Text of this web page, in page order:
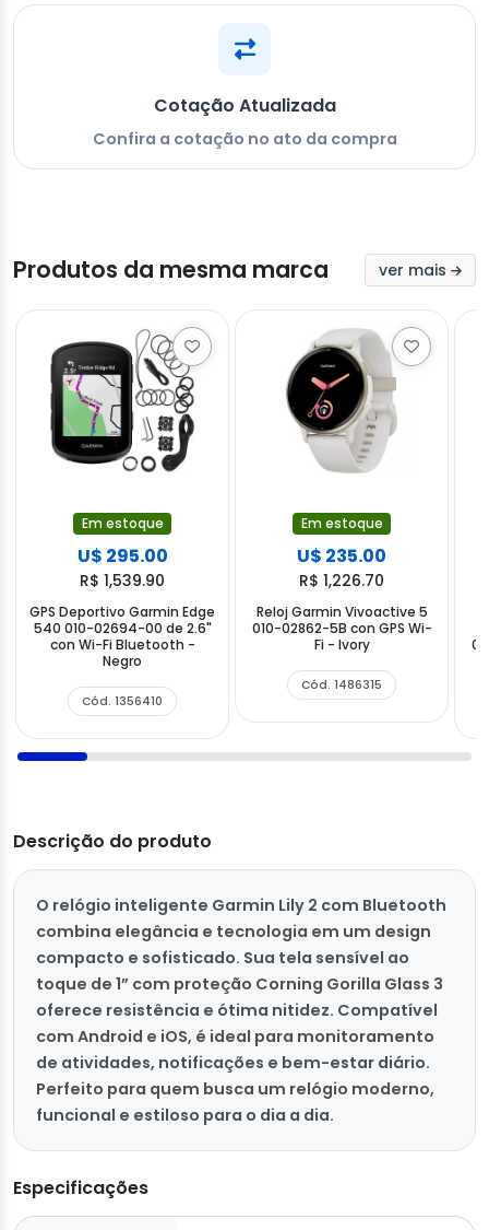
Cotação Atualizada
Confira a cotação no ato da compra
Produtos da mesma marca ver mais
Em estoque
U$ 295.00
R$ 1,539.90
GPS Deportivo Garmin Edge
540 010-02694-00 de 2.6"
con Wi-Fi Bluetooth -
Negro
Cód. 1356410
Em estoque
U$ 235.00
R$ 1,226.70
Reloj Garmin Vivoactive 5
010-02862-5B con GPS Wi-
Fi - Ivory
Cód. 1486315
Descrição do produto
O relógio inteligente Garmin Lily 2 com Bluetooth
combina elegância e tecnologia em um design
compacto e sofisticado. Sua tela sensível ao
toque de 1” com proteção Corning Gorilla Glass 3
oferece resistência e ótima nitidez. Compatível
com Android e iOS, é ideal para monitoramento
de atividades, notificações e bem-estar diário.
Perfeito para quem busca um relógio moderno,
funcional e estiloso para o dia a dia.
Especificações